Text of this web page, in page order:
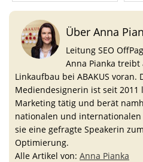
Über Anna
Leitung SEO
Anna Pianka
Linkaufbau bei ABAKUS voran.
Mediendesignerin ist seit
Marketing tätig und berät
nationalen und
sie eine gefragte Speakerin
Optimierung.
Alle Artikel von: Anna Pianka